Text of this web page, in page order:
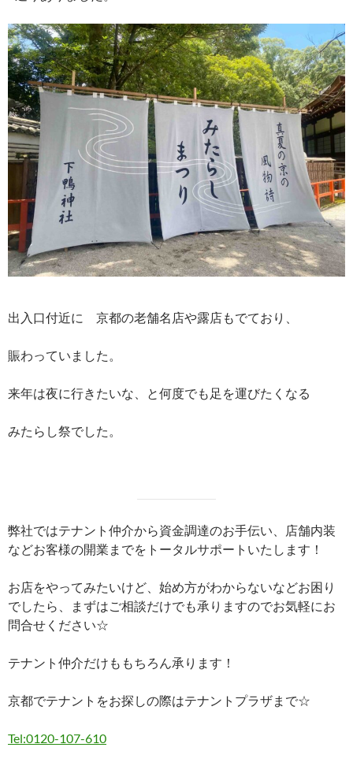
出入口付近に 京都の老舗名店や露店もでており、
賑わっていました。
来年は夜に行きたいな、と何度でも足を運びたくなる
みたらし祭でした。
弊社ではテナント仲介から資金調達のお手伝い、店舗内装
などお客様の開業までをトータルサポートいたします！
お店をやってみたいけど、始め方がわからないなどお困り
でしたら、まずはご相談だけでも承りますのでお気軽にお
問合せください☆
テナント仲介だけももちろん承ります！
京都でテナントをお探しの際はテナントプラザまで☆
Tel:0120-107-610